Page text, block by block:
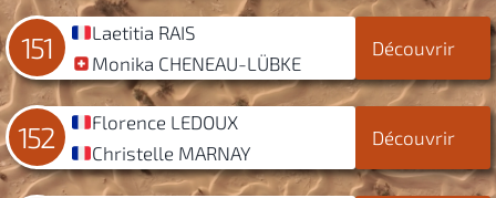
151
Laetitia RAIS
Monika CHENEAU-LÜBKE
Découvrir
152
Florence LEDOUX
Christelle MARNAY
Découvrir